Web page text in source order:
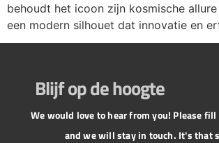
behoudt het icoon zijn kosmische
een modern silhouet dat innovatie en
Blijf op de hoogte
We would love to hear from you! Please
and we will stay in touch. It's that